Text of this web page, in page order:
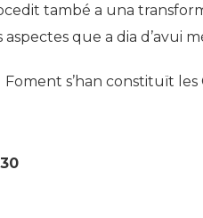
també a una
que a dia d’avui
s’han constituït les